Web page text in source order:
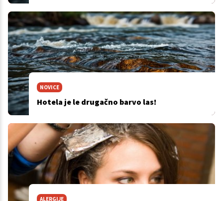
NOVICE
Hotela je le drugačno barvo las!
ALERGIJE